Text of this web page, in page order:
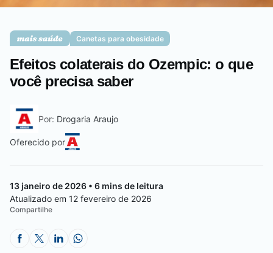
Canetas para obesidade
Efeitos colaterais do Ozempic: o que
você precisa saber
Por: Drogaria Araujo
Oferecido por
13 janeiro de 2026 • 6 mins de leitura
Atualizado em 12 fevereiro de 2026
Compartilhe